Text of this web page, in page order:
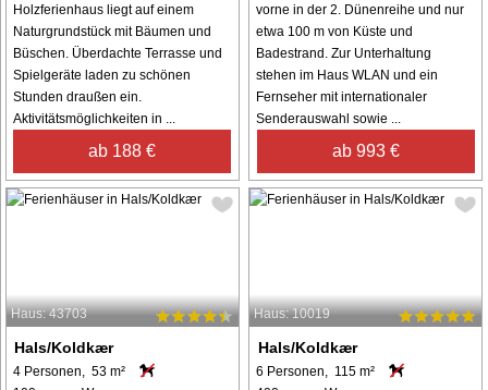
Holzferienhaus liegt auf einem
Naturgrundstück mit Bäumen und
Büschen. Überdachte Terrasse und
Spielgeräte laden zu schönen
Stunden draußen ein.
Aktivitätsmöglichkeiten in ...
ab 188 €
vorne in der 2. Dünenreihe und nur
etwa 100 m von Küste und
Badestrand. Zur Unterhaltung
stehen im Haus WLAN und ein
Fernseher mit internationaler
Senderauswahl sowie ...
ab 993 €
Haus: 43703
Hals/Koldkær
4 Personen, 53 m²
Haus: 10019
Hals/Koldkær
6 Personen, 115 m²